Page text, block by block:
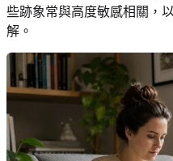
些跡象常與高度敏感相關，
解。